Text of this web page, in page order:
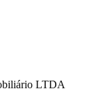
LTDA